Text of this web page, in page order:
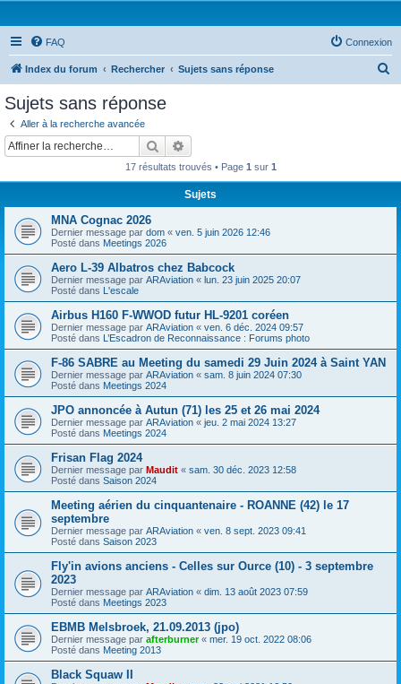
FAQ Connexion
Index du forum Rechercher Sujets sans réponse
Sujets sans réponse
Aller à la recherche avancée
Rechercher
17 résultats trouvés • Page 1 sur 1
Sujets
MNA Cognac 2026
Dernier message par dom « ven. 5 juin 2026 12:46
Posté dans Meetings 2026
Aero L-39 Albatros chez Babcock
Dernier message par ARAviation « lun. 23 juin 2025 20:07
Posté dans L'escale
Airbus H160 F-WWOD futur HL-9201 coréen
Dernier message par ARAviation « ven. 6 déc. 2024 09:57
Posté dans L’Escadron de Reconnaissance : Forums photo
F-86 SABRE au Meeting du samedi 29 Juin 2024 à Saint YAN
Dernier message par ARAviation « sam. 8 juin 2024 07:30
Posté dans Meetings 2024
JPO annoncée à Autun (71) les 25 et 26 mai 2024
Dernier message par ARAviation « jeu. 2 mai 2024 13:27
Posté dans Meetings 2024
Frisan Flag 2024
Dernier message par Maudit « sam. 30 déc. 2023 12:58
Posté dans Saison 2024
Meeting aérien du cinquantenaire - ROANNE (42) le 17
septembre
Dernier message par ARAviation « ven. 8 sept. 2023 09:41
Posté dans Saison 2023
Fly'in avions anciens - Celles sur Ource (10) - 3 septembre
2023
Dernier message par ARAviation « dim. 13 août 2023 07:59
Posté dans Meetings 2023
EBMB Melsbroek, 21.09.2013 (jpo)
Dernier message par afterburner« mer. 19 oct. 2022 08:06
Posté dans Meeting 2013
Black Squaw II